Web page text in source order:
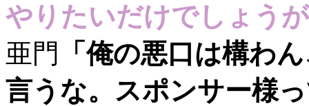
やりたいだけでしょう
亜門
「俺の悪口は構わ
言うな。スポンサー様